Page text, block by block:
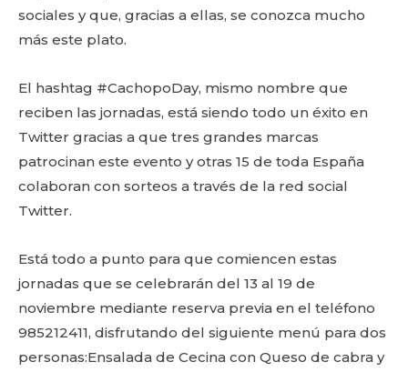
sociales y que, gracias a ellas, se conozca mucho
más este plato.
El hashtag #CachopoDay, mismo nombre que
reciben las jornadas, está siendo todo un éxito en
Twitter gracias a que tres grandes marcas
patrocinan este evento y otras 15 de toda España
colaboran con sorteos a través de la red social
Twitter.
Está todo a punto para que comiencen estas
jornadas que se celebrarán del 13 al 19 de
noviembre mediante reserva previa en el teléfono
985212411, disfrutando del siguiente menú para dos
personas:Ensalada de Cecina con Queso de cabra y